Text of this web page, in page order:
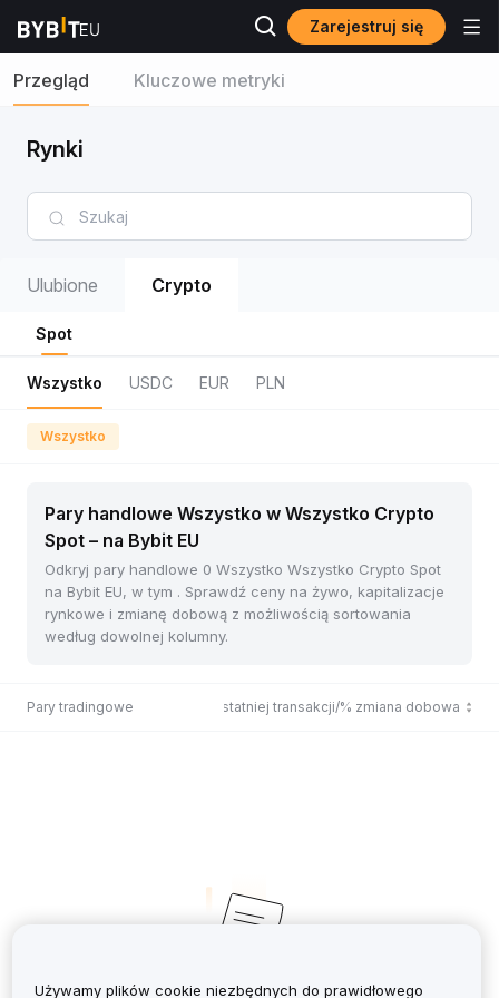
Zarejestruj się
Przegląd Kluczowe metryki
Rynki
Ulubione Crypto
Spot
Wszystko USDC EUR PLN
Wszystko
Pary handlowe Wszystko w Wszystko Crypto
Spot – na Bybit EU
Odkryj pary handlowe 0 Wszystko Wszystko Crypto Spot
na Bybit EU, w tym . Sprawdź ceny na żywo, kapitalizacje
rynkowe i zmianę dobową z możliwością sortowania
według dowolnej kolumny.
Pary tradingowe Cena ostatniej transakcji/% zmiana dobowa
Używamy plików cookie niezbędnych do prawidłowego